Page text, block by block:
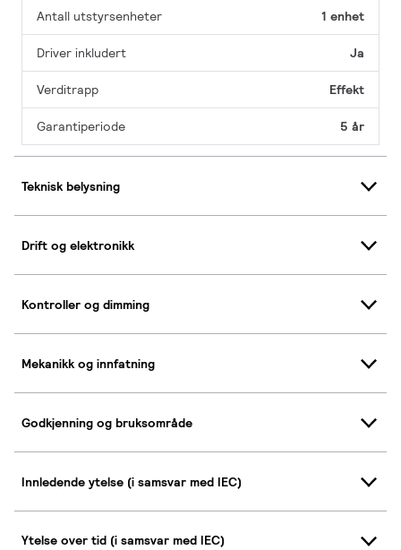
Antall utstyrsenheter 1 enhet
Driver inkludert Ja
Verditrapp Effekt
Garantiperiode 5 år
Teknisk belysning
Drift og elektronikk
Kontroller og dimming
Mekanikk og innfatning
Godkjenning og bruksområde
Innledende ytelse (i samsvar med IEC)
Ytelse over tid (i samsvar med IEC)